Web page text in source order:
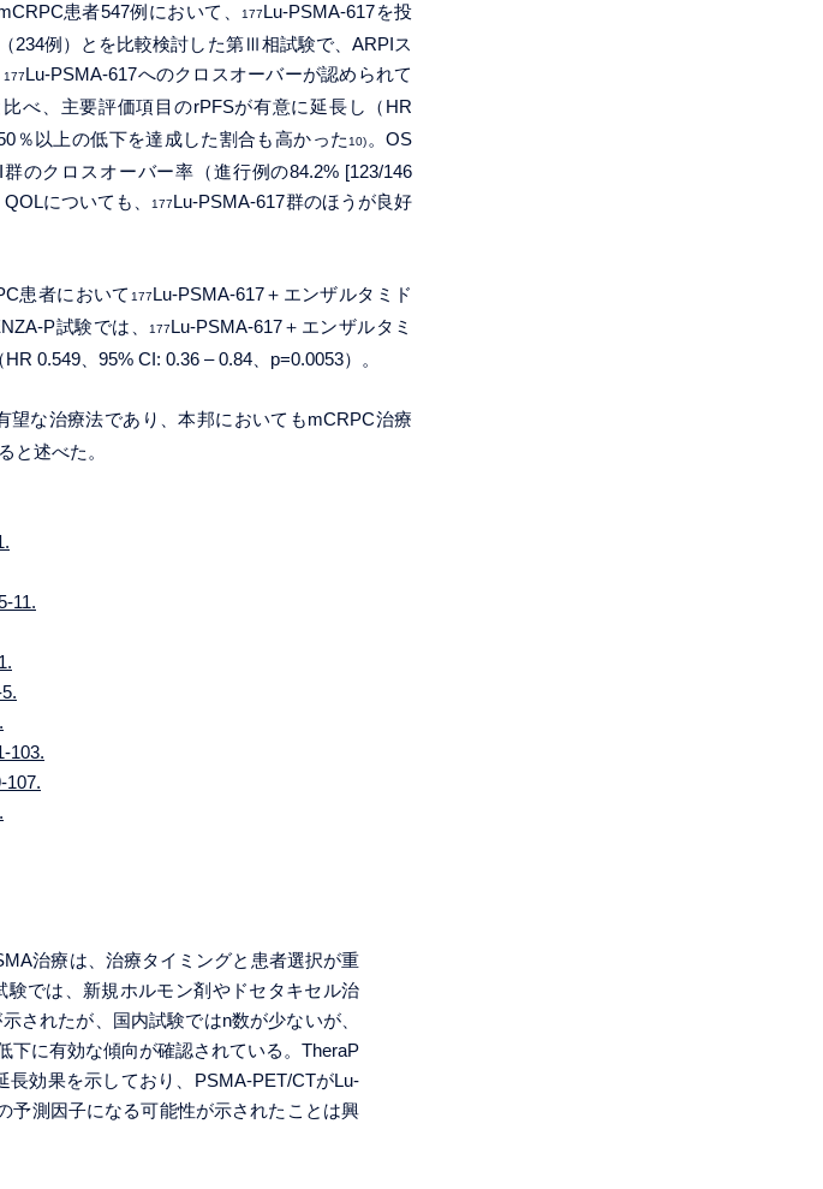
患者547例において、
177Lu-PSMA-617を投
234例）とを比較検討した第Ⅲ相試験で、ARPIス
177Lu-PSMA-617へのクロスオーバーが認められて
べ、主要評価項目のrPFSが有意に延長し（HR
％以上の低下を達成した割合も高かった 10) 。OS
のクロスオーバー率（進行例の84.2% [123/146
についても、
177Lu-PSMA-617群のほうが良好
患者において 177Lu-PSMA-617＋エンザルタミド
P試験では、
177Lu-PSMA-617＋エンザルタミ
0.549、95% CI: 0.36 – 0.84、p=0.0053）。
望な治療法であり、本邦においてもmCRPC治療
と述べた。
11.
103.
107.
治療は、治療タイミングと患者選択が重
では、新規ホルモン剤やドセタキセル治
されたが、国内試験ではn数が少ないが、
下に有効な傾向が確認されている。TheraP
効果を示しており、PSMA-PET/CTがLu-
予測因子になる可能性が示されたことは興